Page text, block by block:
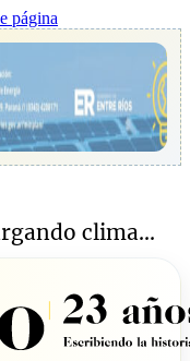
página
clima...